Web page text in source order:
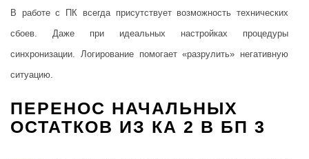
В работе с ПК всегда присутствует возможность технических
сбоев. Даже при идеальных настройках процедуры
синхронизации. Логирование помогает «разрулить» негативную
ситуацию.
ПЕРЕНОС НАЧАЛЬНЫХ
ОСТАТКОВ ИЗ КА 2 В БП 3